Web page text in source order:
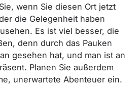
wenn Sie diesen Ort jetzt
die Gelegenheit haben
Es ist viel besser, die
denn durch das Pauken
gesehen hat, und man ist an
Planen Sie außerdem
unerwartete Abenteuer ein.